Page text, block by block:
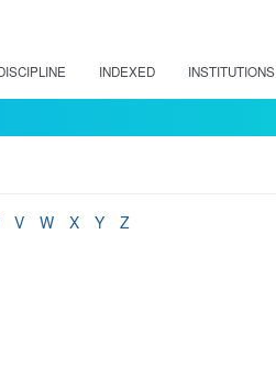
INDEXED INSTITUTIONS
V W X Y Z